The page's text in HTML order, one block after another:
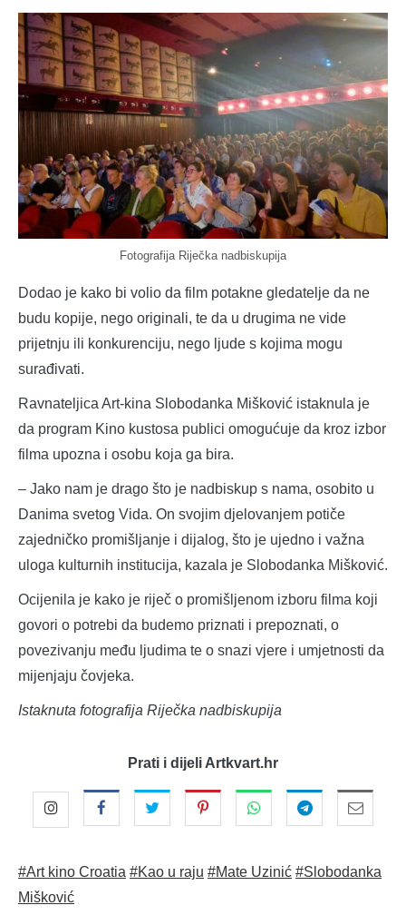
Fotografija Riječka nadbiskupija
Dodao je kako bi volio da film potakne gledatelje da ne
budu kopije, nego originali, te da u drugima ne vide
prijetnju ili konkurenciju, nego ljude s kojima mogu
surađivati.
Ravnateljica Art-kina Slobodanka Mišković istaknula je
da program Kino kustosa publici omogućuje da kroz izbor
filma upozna i osobu koja ga bira.
– Jako nam je drago što je nadbiskup s nama, osobito u
Danima svetog Vida. On svojim djelovanjem potiče
zajedničko promišljanje i dijalog, što je ujedno i važna
uloga kulturnih institucija, kazala je Slobodanka Mišković.
Ocijenila je kako je riječ o promišljenom izboru filma koji
govori o potrebi da budemo priznati i prepoznati, o
povezivanju među ljudima te o snazi vjere i umjetnosti da
mijenjaju čovjeka.
Istaknuta fotografija Riječka nadbiskupija
Prati i dijeli Artkvart.hr
#Art kino Croatia #Kao u raju #Mate Uzinić #Slobodanka
Mišković